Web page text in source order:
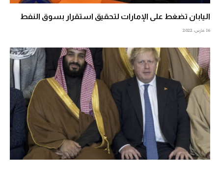
اليابان تضغط على الإمارات لتحقيق استقرار بسوق النفط
16 مارس، 2022